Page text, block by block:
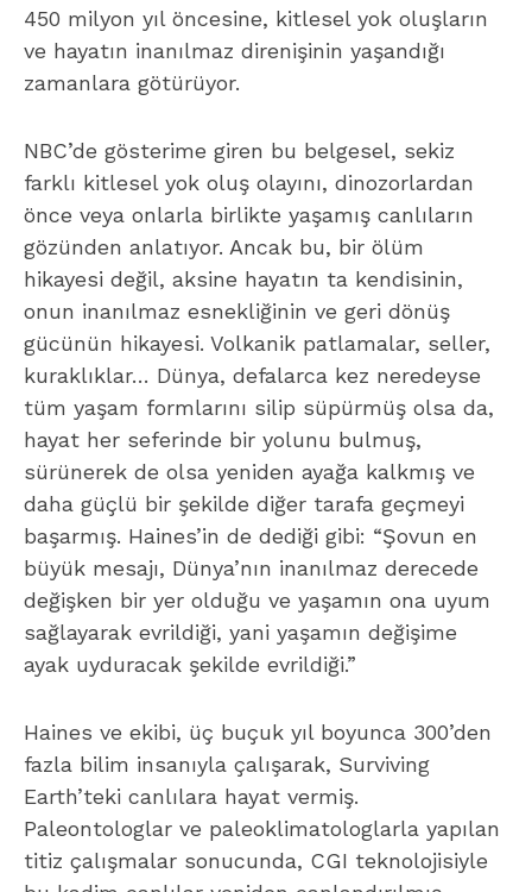
450 milyon yıl öncesine, kitlesel yok oluşların
ve hayatın inanılmaz direnişinin yaşandığı
zamanlara götürüyor.
NBC’de gösterime giren bu belgesel, sekiz
farklı kitlesel yok oluş olayını, dinozorlardan
önce veya onlarla birlikte yaşamış canlıların
gözünden anlatıyor. Ancak bu, bir ölüm
hikayesi değil, aksine hayatın ta kendisinin,
onun inanılmaz esnekliğinin ve geri dönüş
gücünün hikayesi. Volkanik patlamalar, seller,
kuraklıklar… Dünya, defalarca kez neredeyse
tüm yaşam formlarını silip süpürmüş olsa da,
hayat her seferinde bir yolunu bulmuş,
sürünerek de olsa yeniden ayağa kalkmış ve
daha güçlü bir şekilde diğer tarafa geçmeyi
başarmış. Haines’in de dediği gibi: “Şovun en
büyük mesajı, Dünya’nın inanılmaz derecede
değişken bir yer olduğu ve yaşamın ona uyum
sağlayarak evrildiği, yani yaşamın değişime
ayak uyduracak şekilde evrildiği.”
Haines ve ekibi, üç buçuk yıl boyunca 300’den
fazla bilim insanıyla çalışarak, Surviving
Earth’teki canlılara hayat vermiş.
Paleontologlar ve paleoklimatologlarla yapılan
titiz çalışmalar sonucunda, CGI teknolojisiyle